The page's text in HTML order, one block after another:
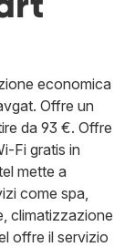
economica
Offre un
da 93 €. Offre
Fi gratis in
mette a
come spa,
climatizzazione
offre il servizio